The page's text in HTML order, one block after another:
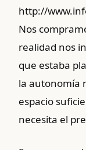
http://
Nos
realidad nos
que estaba
la autonomía
espacio
necesita el